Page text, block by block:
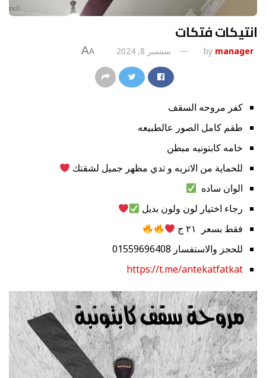
انتيكات فتكات
by manager سبتمبر 8, 2024 A
A
كفر مروحه السقف
طقم كامل الصور عالطبيعه
خامه كابتونيه مبطن
للحماية من الاتربه و تدي مظهر جميل لشقتك
الوان ساده
رجاء اختيار لون ولون بديل
فقط بسعر ٢١ ج
للحجز والاستفسار 01559696408
https://t.me/antekatfatkat